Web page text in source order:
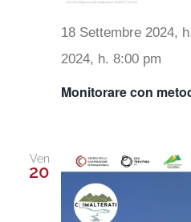
Monitorare con
18 Settembre 2024,
2024, h. 8:00 pm
Ven
20